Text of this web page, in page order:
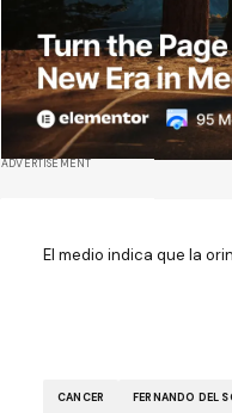
ADVERTISEMENT
El medio indica que la
CANCER FERNANDO DEL